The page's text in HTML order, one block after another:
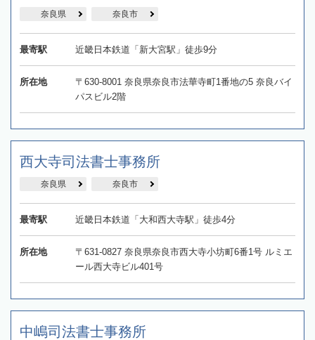
奈良県 奈良市
最寄駅 近畿日本鉄道「新大宮駅」徒歩9分
所在地
〒630-8001 奈良県奈良市法華寺町1番地の5 奈良バイ
パスビル2階
西大寺司法書士事務所
奈良県 奈良市
最寄駅 近畿日本鉄道「大和西大寺駅」徒歩4分
所在地
〒631-0827 奈良県奈良市西大寺小坊町6番1号 ルミエ
ール西大寺ビル401号
中嶋司法書士事務所